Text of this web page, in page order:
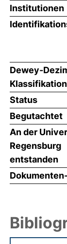
Institutionen
Dewey-
Klassifikation
Status
Begutachtet
An der
Regensburg
entstanden